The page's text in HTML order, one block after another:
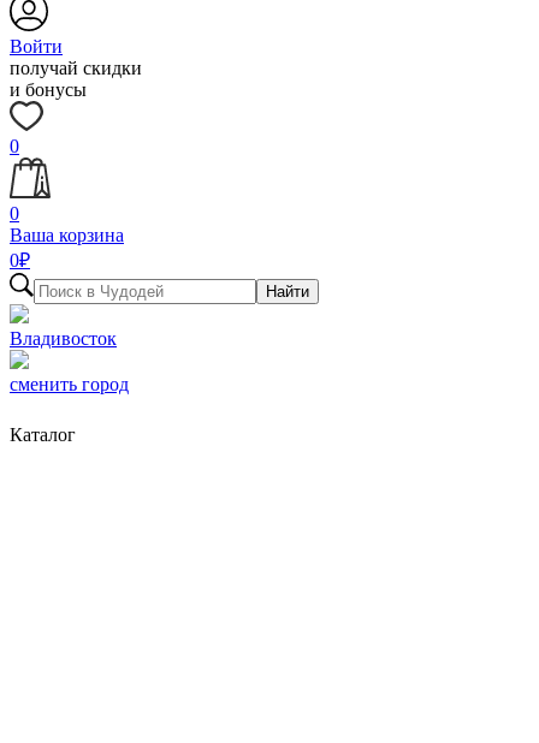
Войти
получай скидки
и бонусы
0
0
Ваша корзина
0₽
Найти
Владивосток
сменить город
Каталог